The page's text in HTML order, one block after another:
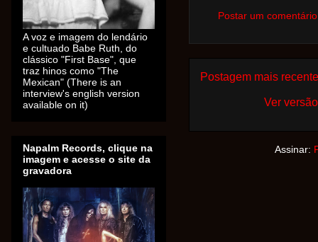
Postar um comentário
Postagem mais recente
Ver
Assinar:
A voz e imagem do lendário
e cultuado Babe Ruth, do
clássico "First Base", que
traz hinos como "The
Mexican" (There is an
interview's english version
available on it)
Napalm Records, clique na
imagem e acesse o site da
gravadora